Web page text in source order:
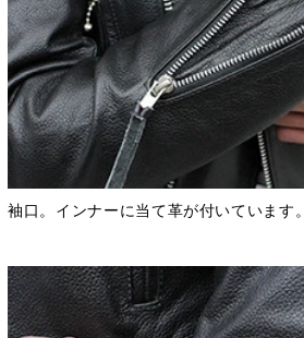
袖口。インナーに当て革が付いています。